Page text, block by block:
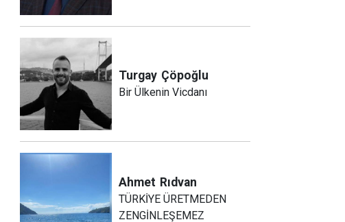
Turgay Çöpoğlu
Bir Ülkenin Vicdanı
Ahmet Rıdvan
TÜRKİYE ÜRETMEDEN
ZENGİNLEŞEMEZ